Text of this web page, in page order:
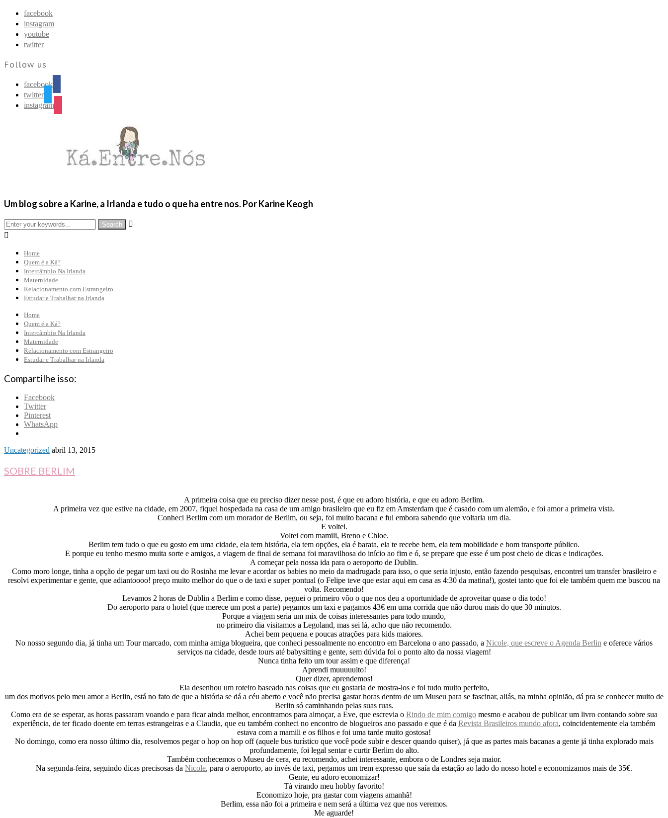
facebook
instagram
youtube
twitter
Follow us
facebook
twitter
instagram
Um blog sobre a Karine, a Irlanda e tudo o que ha entre nos. Por Karine Keogh


Home
Quem é a Ká?
Intercâmbio Na Irlanda
Maternidade
Relacionamento com Estrangeiro
Estudar e Trabalhar na Irlanda
Home
Quem é a Ká?
Intercâmbio Na Irlanda
Maternidade
Relacionamento com Estrangeiro
Estudar e Trabalhar na Irlanda
Compartilhe isso:
Facebook
Twitter
Pinterest
WhatsApp
Uncategorized abril 13, 2015
SOBRE BERLIM
A primeira coisa que eu preciso dizer nesse post, é que eu adoro história, e que eu adoro Berlim.
A primeira vez que estive na cidade, em 2007, fiquei hospedada na casa de um amigo brasileiro que eu fiz em Amsterdam que é casado com um alemão, e foi amor a primeira vista.
Conheci Berlim com um morador de Berlim, ou seja, foi muito bacana e fui embora sabendo que voltaria um dia.
E voltei.
Voltei com mamili, Breno e Chloe.
Berlim tem tudo o que eu gosto em uma cidade, ela tem história, ela tem opções, ela é barata, ela te recebe bem, ela tem mobilidade e bom transporte público.
E porque eu tenho mesmo muita sorte e amigos, a viagem de final de semana foi maravilhosa do início ao fim e ó, se prepare que esse é um post cheio de dicas e indicações.
A começar pela nossa ida para o aeroporto de Dublin.
Como moro longe, tinha a opção de pegar um taxi ou do Rosinha me levar e acordar os babies no meio da madrugada para isso, o que seria injusto, então fazendo pesquisas, encontrei um transfer brasileiro e
resolvi experimentar e gente, que adiantoooo! preço muito melhor do que o de taxi e super pontual (o Felipe teve que estar aqui em casa as 4:30 da matina!), gostei tanto que foi ele também quem me buscou na
volta. Recomendo!
Levamos 2 horas de Dublin a Berlim e como disse, peguei o primeiro vôo o que nos deu a oportunidade de aproveitar quase o dia todo!
Do aeroporto para o hotel (que merece um post a parte) pegamos um taxi e pagamos 43€ em uma corrida que não durou mais do que 30 minutos.
Porque a viagem seria um mix de coisas interessantes para todo mundo,
no primeiro dia visitamos a Legoland, mas sei lá, acho que não recomendo.
Achei bem pequena e poucas atrações para kids maiores.
No nosso segundo dia, já tinha um Tour marcado, com minha amiga blogueira, que conheci pessoalmente no encontro em Barcelona o ano passado, a Nicole, que escreve o Agenda Berlin e oferece vários
serviços na cidade, desde tours até babysitting e gente, sem dúvida foi o ponto alto da nossa viagem!
Nunca tinha feito um tour assim e que diferença!
Aprendi muuuuuito!
Quer dizer, aprendemos!
Ela desenhou um roteiro baseado nas coisas que eu gostaria de mostra-los e foi tudo muito perfeito,
um dos motivos pelo meu amor a Berlin, está no fato de que a história se dá a céu aberto e você não precisa gastar horas dentro de um Museu para se fascinar, aliás, na minha opinião, dá pra se conhecer muito de
Berlin só caminhando pelas suas ruas.
Como era de se esperar, as horas passaram voando e para ficar ainda melhor, encontramos para almoçar, a Eve, que escrevia o Rindo de mim comigomesmo e acabou de publicar um livro contando sobre sua
experiência, de ter ficado doente em terras estrangeiras e a Claudia, que eu também conheci no encontro de blogueiros ano passado e que é da Revista Brasileiros mundo afora, coincidentemente ela também
estava com a mamili e os filhos e foi uma tarde muito gostosa!
No domingo, como era nosso último dia, resolvemos pegar o hop on hop off (aquele bus turístico que você pode subir e descer quando quiser), já que as partes mais bacanas a gente já tinha explorado mais
profundamente, foi legal sentar e curtir Berlim do alto.
Também conhecemos o Museu de cera, eu recomendo, achei interessante, embora o de Londres seja maior.
Na segunda-feira, seguindo dicas precisosas da Nicole, para o aeroporto, ao invés de taxi, pegamos um trem expresso que saía da estação ao lado do nosso hotel e economizamos mais de 35€.
Gente, eu adoro economizar!
Tá virando meu hobby favorito!
Economizo hoje, pra gastar com viagens amanhã!
Berlim, essa não foi a primeira e nem será a última vez que nos veremos.
Me aguarde!